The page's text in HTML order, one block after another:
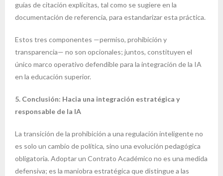
guías de citación explícitas, tal como se sugiere en la
documentación de referencia, para estandarizar esta práctica.
Estos tres componentes —permiso, prohibición y
transparencia— no son opcionales; juntos, constituyen el
único marco operativo defendible para la integración de la IA
en la educación superior.
5. Conclusión: Hacia una integración estratégica y
responsable de la IA
La transición de la prohibición a una regulación inteligente no
es solo un cambio de política, sino una evolución pedagógica
obligatoria. Adoptar un Contrato Académico no es una medida
defensiva; es la maniobra estratégica que distingue a las